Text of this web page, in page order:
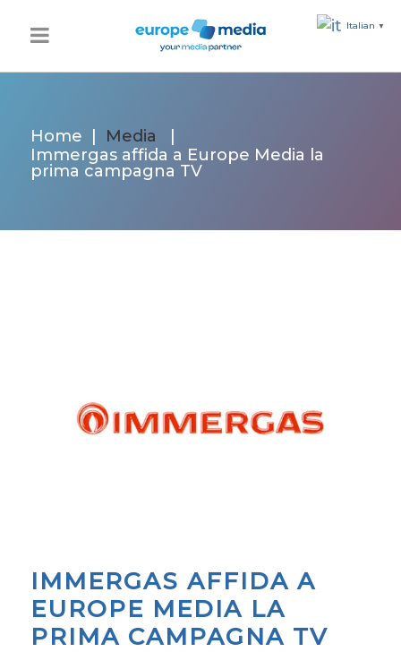
Home Media
Immergas affida a Europe Media la
prima campagna TV
IMMERGAS AFFIDA A
EUROPE MEDIA LA
PRIMA CAMPAGNA TV
Italian ▼